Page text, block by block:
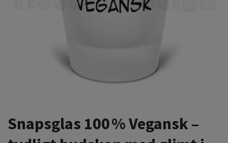
Snapsglas 100 % Vegansk –